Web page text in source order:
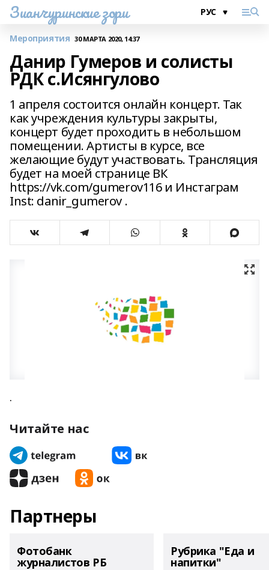
Зианчуринские зори
Мероприятия 30 МАРТА 2020, 14:37
Данир Гумеров и солисты
РДК с.Исянгулово
1 апреля состоится онлайн концерт. Так
как учреждения культуры закрыты,
концерт будет проходить в небольшом
помещении. Артисты в курсе, все
желающие будут участвовать. Трансляция
будет на моей странице ВК
https://vk.com/gumerov116 и Инстаграм
Inst: danir_gumerov .
.
Читайте нас
Партнеры
Фотобанк
журналистов РБ
Рубрика "Еда и
напитки"